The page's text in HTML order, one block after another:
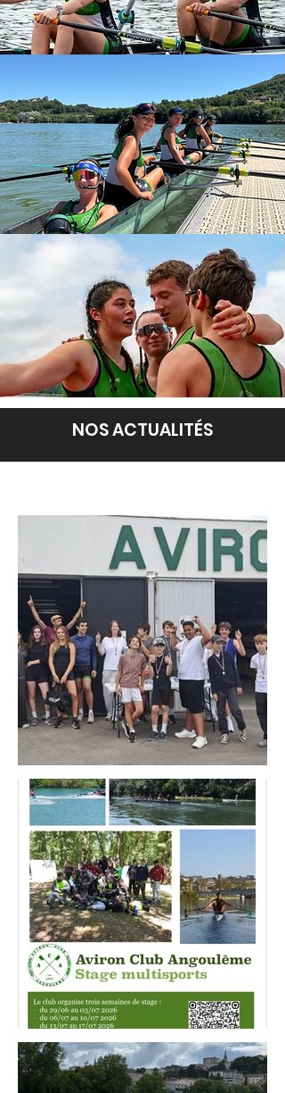
NOS ACTUALITÉS
AVIRON CITY CUP
STAGES MULTISPORTS